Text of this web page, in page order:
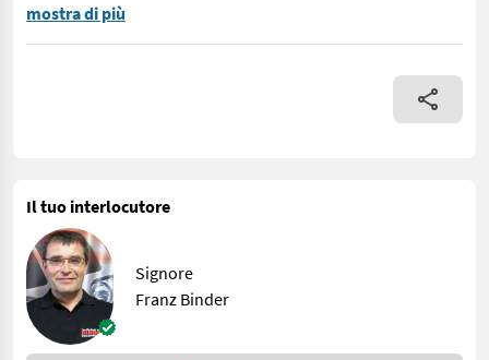
✨ EcoLine Bohrgerät - AKTION ✔️ Modell: EBG Heavy Duty
mostra di più
Il tuo interlocutore
Signore
Franz Binder